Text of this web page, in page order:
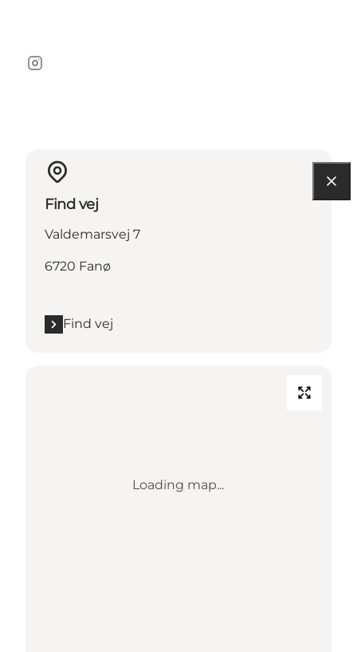
Instagram
Find vej
Valdemarsvej 7
6720 Fanø
Find vej
Loading map...